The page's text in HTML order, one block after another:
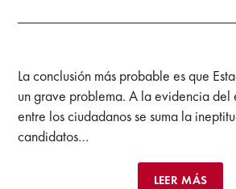
La conclusión más probable es que
un grave problema. A la evidencia del
entre los ciudadanos se suma la
candidatos…
LEER MÁS